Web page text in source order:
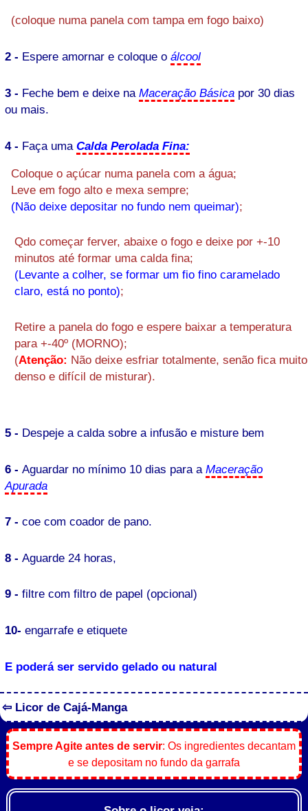
(coloque numa panela com tampa em fogo baixo)
2 - Espere amornar e coloque oálcool
3 - Feche bem e deixe naMaceração Básica por 30 dias
ou mais.
4 - Faça umaCalda Perolada Fina:
Coloque o açúcar numa panela com a água;
Leve em fogo alto e mexa sempre;
(Não deixe depositar no fundo nem queimar);
Qdo começar ferver, abaixe o fogo e deixe por +-10
minutos até formar uma calda fina;
(Levante a colher, se formar um fio fino caramelado
claro, está no ponto);
Retire a panela do fogo e espere baixar a temperatura
para +-40º (MORNO);
(Atenção: Não deixe esfriar totalmente, senão fica muito
denso e difícil de misturar).
5 - Despeje a calda sobre a infusão e misture bem
6 -Aguardar no mínimo 10 dias para aMaceração
Apurada
7 -coe com coador de pano.
8 -Aguarde 24 horas,
9 -filtre com filtro de papel (opcional)
10-engarrafe e etiquete
E poderá ser servido gelado ou natural
⇦ Licor de Cajá-Manga
Sempre Agite antes de servir: Os ingredientes decantam
e se depositam no fundo da garrafa